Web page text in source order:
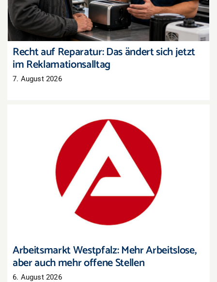
Recht auf Reparatur: Das ändert sich jetzt
im Reklamationsalltag
7. August 2026
Arbeitsmarkt Westpfalz: Mehr Arbeitslose, aber
auch mehr offene Stellen
Arbeitsmarkt Westpfalz: Mehr Arbeitslose,
aber auch mehr offene Stellen
6. August 2026